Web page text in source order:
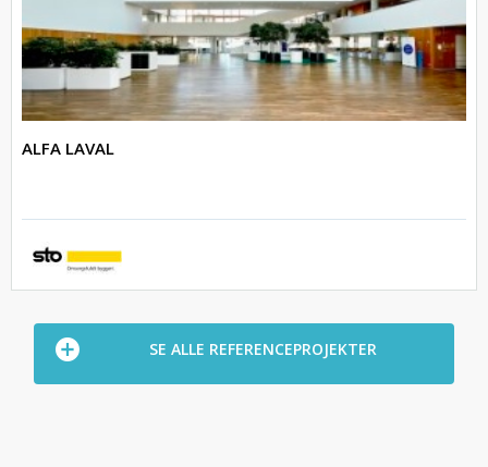
ALFA LAVAL
SE ALLE REFERENCEPROJEKTER